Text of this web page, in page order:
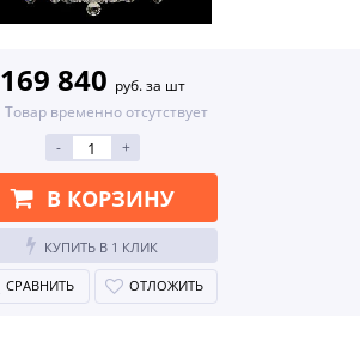
169 840 руб. за шт
Товар временно отсутствует
-
+
В КОРЗИНУ
КУПИТЬ В 1 КЛИК
СРАВНИТЬ ОТЛОЖИТЬ